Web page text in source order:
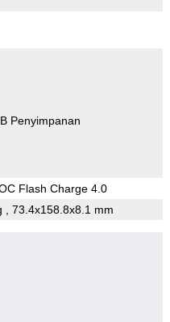
Penyimpanan
Flash Charge 4.0
, 73.4x158.8x8.1 mm